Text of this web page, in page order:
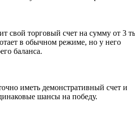
свой торговый счет на сумму от 3
в обычном режиме, но у него
баланса.
иметь демонстративный счет и
шансы на победу.